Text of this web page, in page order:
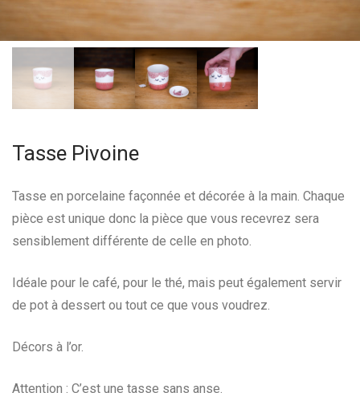
Tasse Pivoine
Tasse en porcelaine façonnée et décorée à la main. Chaque
pièce est unique donc la pièce que vous recevrez sera
sensiblement différente de celle en photo.
Idéale pour le café, pour le thé, mais peut également servir
de pot à dessert ou tout ce que vous voudrez.
Décors à l’or.
Attention : C’est une tasse sans anse.